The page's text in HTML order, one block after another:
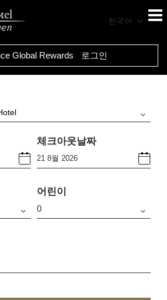
한국어
Global Rewards 로그인
체크아웃날짜
어린이